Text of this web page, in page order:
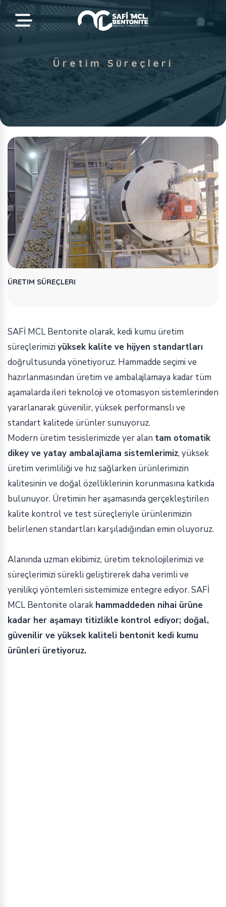
Üretim Süreçleri
ÜRETIM SÜREÇLERI
SAFİ MCL Bentonite olarak, kedi kumu üretim
süreçlerimiziyüksek kalite ve hijyen standartları
doğrultusunda yönetiyoruz. Hammadde seçimi ve
hazırlanmasından üretim ve ambalajlamaya kadar tüm
aşamalarda ileri teknoloji ve otomasyon sistemlerinden
yararlanarak güvenilir, yüksek performanslı ve
standart kalitede ürünler sunuyoruz.
Modern üretim tesislerimizde yer alan tam otomatik
dikey ve yatay ambalajlama sistemlerimiz, yüksek
üretim verimliliği ve hız sağlarken ürünlerimizin
kalitesinin ve doğal özelliklerinin korunmasına katkıda
bulunuyor. Üretimin her aşamasında gerçekleştirilen
kalite kontrol ve test süreçleriyle ürünlerimizin
belirlenen standartları karşıladığından emin oluyoruz.
Alanında uzman ekibimiz, üretim teknolojilerimizi ve
süreçlerimizi sürekli geliştirerek daha verimli ve
yenilikçi yöntemleri sistemimize entegre ediyor. SAFİ
MCL Bentonite olarak hammaddeden nihai ürüne
kadar her aşamayı titizlikle kontrol ediyor; doğal,
güvenilir ve yüksek kaliteli bentonit kedi kumu
ürünleri üretiyoruz.